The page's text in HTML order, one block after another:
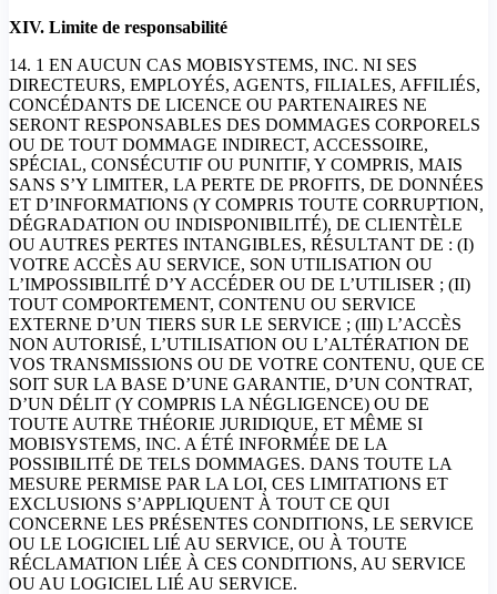
XIV. Limite de responsabilité
14. 1 EN AUCUN CAS MOBISYSTEMS, INC. NI SES
DIRECTEURS, EMPLOYÉS, AGENTS, FILIALES, AFFILIÉS,
CONCÉDANTS DE LICENCE OU PARTENAIRES NE
SERONT RESPONSABLES DES DOMMAGES CORPORELS
OU DE TOUT DOMMAGE INDIRECT, ACCESSOIRE,
SPÉCIAL, CONSÉCUTIF OU PUNITIF, Y COMPRIS, MAIS
SANS S’Y LIMITER, LA PERTE DE PROFITS, DE DONNÉES
ET D’INFORMATIONS (Y COMPRIS TOUTE CORRUPTION,
DÉGRADATION OU INDISPONIBILITÉ), DE CLIENTÈLE
OU AUTRES PERTES INTANGIBLES, RÉSULTANT DE : (I)
VOTRE ACCÈS AU SERVICE, SON UTILISATION OU
L’IMPOSSIBILITÉ D’Y ACCÉDER OU DE L’UTILISER ; (II)
TOUT COMPORTEMENT, CONTENU OU SERVICE
EXTERNE D’UN TIERS SUR LE SERVICE ; (III) L’ACCÈS
NON AUTORISÉ, L’UTILISATION OU L’ALTÉRATION DE
VOS TRANSMISSIONS OU DE VOTRE CONTENU, QUE CE
SOIT SUR LA BASE D’UNE GARANTIE, D’UN CONTRAT,
D’UN DÉLIT (Y COMPRIS LA NÉGLIGENCE) OU DE
TOUTE AUTRE THÉORIE JURIDIQUE, ET MÊME SI
MOBISYSTEMS, INC. A ÉTÉ INFORMÉE DE LA
POSSIBILITÉ DE TELS DOMMAGES. DANS TOUTE LA
MESURE PERMISE PAR LA LOI, CES LIMITATIONS ET
EXCLUSIONS S’APPLIQUENT À TOUT CE QUI
CONCERNE LES PRÉSENTES CONDITIONS, LE SERVICE
OU LE LOGICIEL LIÉ AU SERVICE, OU À TOUTE
RÉCLAMATION LIÉE À CES CONDITIONS, AU SERVICE
OU AU LOGICIEL LIÉ AU SERVICE.